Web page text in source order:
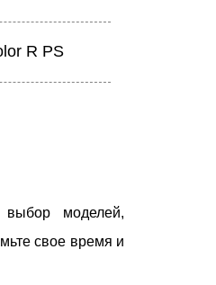
R PS
моделей,
свое время и